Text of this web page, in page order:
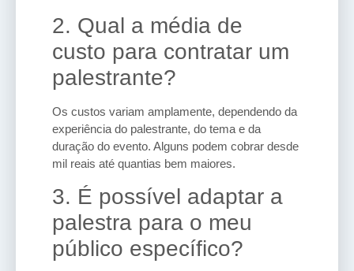
2. Qual a média de
custo para contratar um
palestrante?
Os custos variam amplamente, dependendo da
experiência do palestrante, do tema e da
duração do evento. Alguns podem cobrar desde
mil reais até quantias bem maiores.
3. É possível adaptar a
palestra para o meu
público específico?